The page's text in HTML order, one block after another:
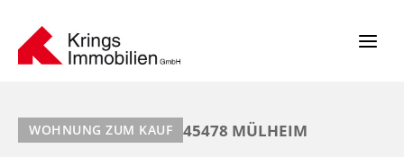
Inhalt
springen
WOHNUNG ZUM KAUF 45478 MÜLHEIM